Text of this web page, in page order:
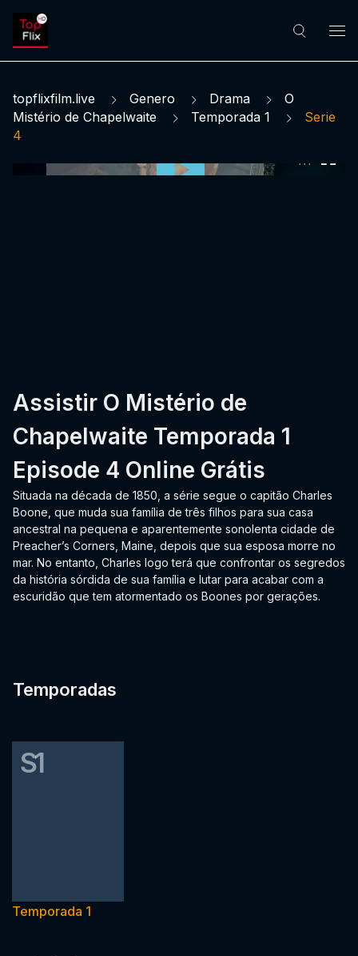
topflixfilm.live Genero Drama
O
Mistério de Chapelwaite
Temporada 1
Serie
4
Assistir O Mistério de
Chapelwaite Temporada 1
Episode 4 Online Grátis
Situada na década de 1850, a série segue o capitão Charles
Boone, que muda sua família de três filhos para sua casa
ancestral na pequena e aparentemente sonolenta cidade de
Preacher’s Corners, Maine, depois que sua esposa morre no
mar. No entanto, Charles logo terá que confrontar os segredos
da história sórdida de sua família e lutar para acabar com a
escuridão que tem atormentado os Boones por gerações.
Temporadas
S1
Temporada 1